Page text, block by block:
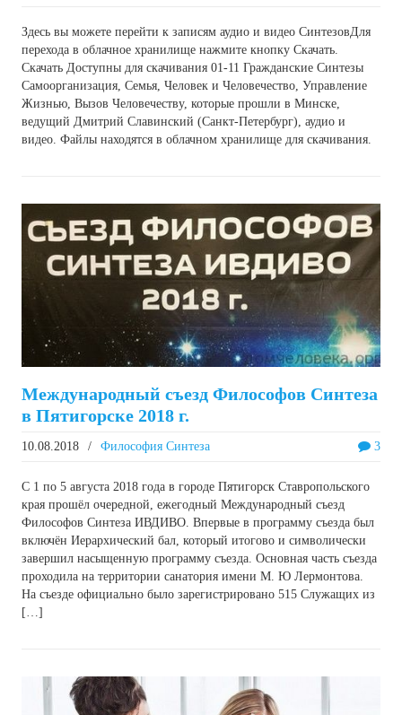
Здесь вы можете перейти к записям аудио и видео СинтезовДля
перехода в облачное хранилище нажмите кнопку Скачать.
Скачать Доступны для скачивания 01-11 Гражданские Синтезы
Самоорганизация, Семья, Человек и Человечество, Управление
Жизнью, Вызов Человечеству, которые прошли в Минске,
ведущий Дмитрий Славинский (Санкт-Петербург), аудио и
видео. Файлы находятся в облачном хранилище для скачивания.
Международный съезд Философов Синтеза
в Пятигорске 2018 г.
3
10.08.2018 / Философия Синтеза
С 1 по 5 августа 2018 года в городе Пятигорск Ставропольского
края прошёл очередной, ежегодный Международный съезд
Философов Синтеза ИВДИВО. Впервые в программу съезда был
включён Иерархический бал, который итогово и символически
завершил насыщенную программу съезда. Основная часть съезда
проходила на территории санатория имени М. Ю Лермонтова.
На съезде официально было зарегистрировано 515 Служащих из
[…]